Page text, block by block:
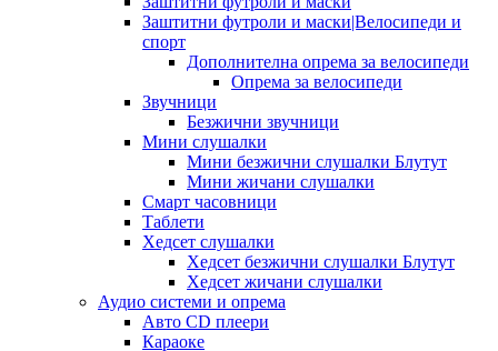
Заштитни футроли и маски|Велосипеди и
спорт
Дополнителна опрема за велосипеди
Опрема за велосипеди
Звучници
Безжични звучници
Мини слушалки
Мини безжични слушалки Блутут
Мини жичани слушалки
Смарт часовници
Таблети
Хедсет слушалки
Хедсет безжични слушалки Блутут
Хедсет жичани слушалки
Аудио системи и опрема
Авто CD плеери
Караоке